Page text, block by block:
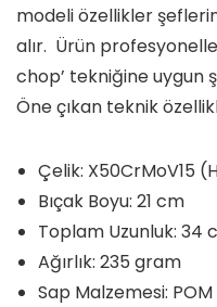
modeli özellikler
alır. Ürün
chop’ tekniğine uygun
Öne çıkan teknik
Çelik: X50CrMoV15
Bıçak Boyu: 21 cm
Toplam Uzunluk: 34
Ağırlık: 235 gram
Sap Malzemesi: POM